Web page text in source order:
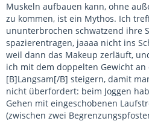
Muskeln aufbauen kann, ohne
zu kommen, ist ein Mythos. Ich
ununterbrochen schwatzend ihre
spazierentragen, jaaaa nicht ins
weil dann das Makeup zerläuft,
ich mit dem doppelten Gewicht an
[B]Langsam[/B] steigern, damit
nicht überfordert: beim Joggen
Gehen mit eingeschobenen
(zwischen zwei